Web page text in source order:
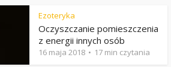
Ezoteryka
Oczyszczanie pomieszczenia
z energii innych osób
16 maja 2018 17 min czytania